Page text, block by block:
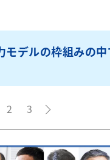
モデルの枠組みの
2 3